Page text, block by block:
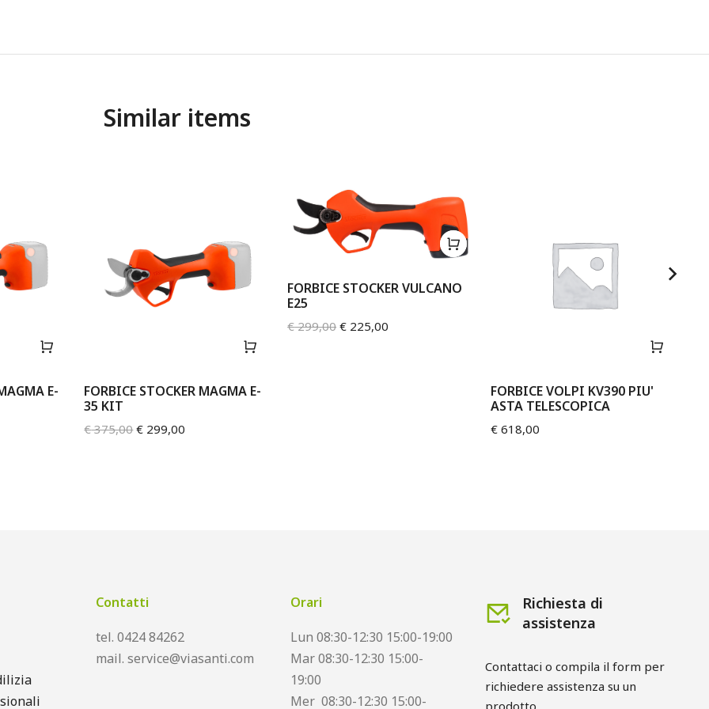
Similar items
E-
FORBICE STOCKER MAGMA E-
35 KIT
€375,00 € 299,00
FORBICE STOCKER VULCANO
E25
€299,00 € 225,00
FORBICE VOLPI KV390 PIU'
ASTA TELESCOPICA
€618,00
Contatti
tel. 0424 84262
mail. service@viasanti.com
Orari
Lun 08:30-12:30 15:00-19:00
Mar 08:30-12:30 15:00-
19:00
Mer 08:30-12:30 15:00-
Richiesta di
assistenza
Contattaci o compila il form per
richiedere assistenza su un
prodotto